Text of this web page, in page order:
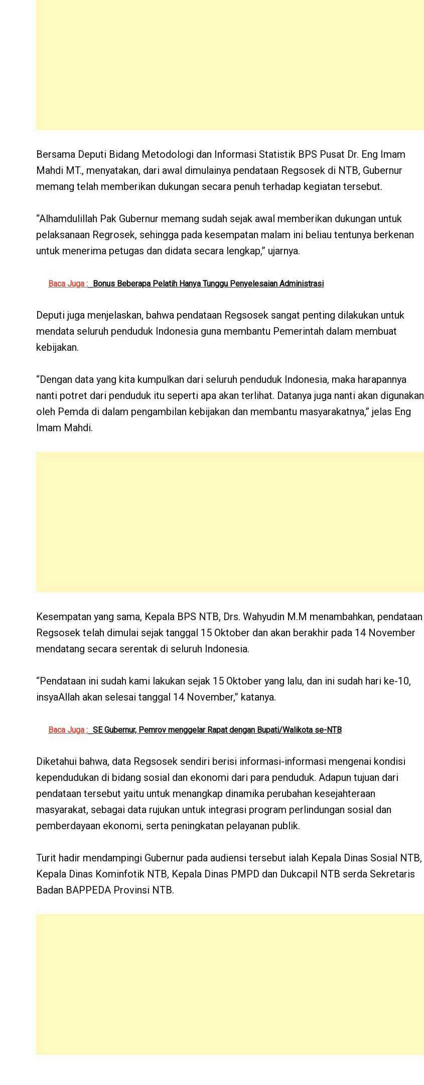
Bersama Deputi Bidang Metodologi dan Informasi Statistik BPS Pusat Dr. Eng Imam
Mahdi MT., menyatakan, dari awal dimulainya pendataan Regsosek di NTB, Gubernur
memang telah memberikan dukungan secara penuh terhadap kegiatan tersebut.
“Alhamdulillah Pak Gubernur memang sudah sejak awal memberikan dukungan untuk
pelaksanaan Regrosek, sehingga pada kesempatan malam ini beliau tentunya berkenan
untuk menerima petugas dan didata secara lengkap,” ujarnya.
Baca Juga : Bonus Beberapa Pelatih Hanya Tunggu Penyelesaian Administrasi
Deputi juga menjelaskan, bahwa pendataan Regsosek sangat penting dilakukan untuk
mendata seluruh penduduk Indonesia guna membantu Pemerintah dalam membuat
kebijakan.
“Dengan data yang kita kumpulkan dari seluruh penduduk Indonesia, maka harapannya
nanti potret dari penduduk itu seperti apa akan terlihat. Datanya juga nanti akan digunakan
oleh Pemda di dalam pengambilan kebijakan dan membantu masyarakatnya,” jelas Eng
Imam Mahdi.
Kesempatan yang sama, Kepala BPS NTB, Drs. Wahyudin M.M menambahkan, pendataan
Regsosek telah dimulai sejak tanggal 15 Oktober dan akan berakhir pada 14 November
mendatang secara serentak di seluruh Indonesia.
“Pendataan ini sudah kami lakukan sejak 15 Oktober yang lalu, dan ini sudah hari ke-10,
insyaAllah akan selesai tanggal 14 November,” katanya.
Baca Juga : SE Gubernur, Pemrov menggelar Rapat dengan Bupati/Walikota se-NTB
Diketahui bahwa, data Regsosek sendiri berisi informasi-informasi mengenai kondisi
kependudukan di bidang sosial dan ekonomi dari para penduduk. Adapun tujuan dari
pendataan tersebut yaitu untuk menangkap dinamika perubahan kesejahteraan
masyarakat, sebagai data rujukan untuk integrasi program perlindungan sosial dan
pemberdayaan ekonomi, serta peningkatan pelayanan publik.
Turit hadir mendampingi Gubernur pada audiensi tersebut ialah Kepala Dinas Sosial NTB,
Kepala Dinas Kominfotik NTB, Kepala Dinas PMPD dan Dukcapil NTB serda Sekretaris
Badan BAPPEDA Provinsi NTB.